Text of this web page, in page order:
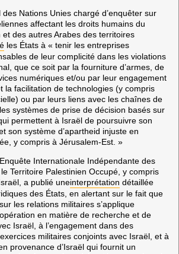
Nations Unies chargé d’enquêter sur
affectant les droits humains du
et des autres Arabes des territoires
les États à « tenir les entreprises
de leur complicité dans les violations
que ce soit par la fourniture d’armes, de
numériques et/ou par leur engagement
la facilitation de technologies (y compris
ou par leurs liens avec les chaînes de
systèmes de prise de décision basés sur
permettent à Israël de poursuivre son
son système d’apartheid injuste en
y compris à Jérusalem-Est. »
Internationale Indépendante des
Territoire Palestinien Occupé, y compris
a publié uneinterprétation détaillée
des États, en alertant sur le fait que
les relations militaires s’applique
en matière de recherche et de
Israël, à l’engagement dans des
militaires conjoints avec Israël, et à
provenance d’Israël qui fournit un